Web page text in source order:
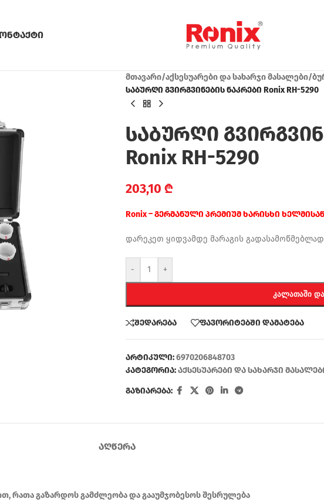
მთავარი/აქსესუარები და სახარჯი მასალები/
საბურღი გვირგვინების ნაკრები Ronix RH-5290
საბურღი
Ronix RH-5290
203,10 ₾
Ronix – გერმანული პრემიუმ ხარისხი
დარეკეთ ყიდვამდე მარაგის გადასამოწმებლად
- +
ᲙᲐᲚᲐᲗᲐᲨᲘ
შედარება ფავორიტებში დამატება
არტიკული:6970206848703
კატეგორია:აქსესუარები და სახარჯი
გაზიარება:
ᲐᲦᲬᲔᲠᲐ
რათა გაზარდოს გამძლეობა და გააუმჯობესოს შესრულება